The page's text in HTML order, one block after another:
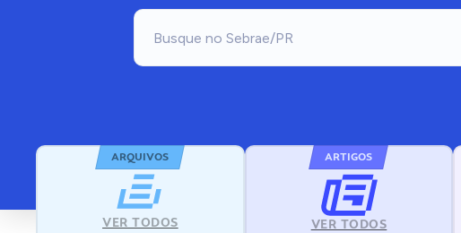
ARQUIVOS
VER TODOS
ARTIGOS
VER TODOS